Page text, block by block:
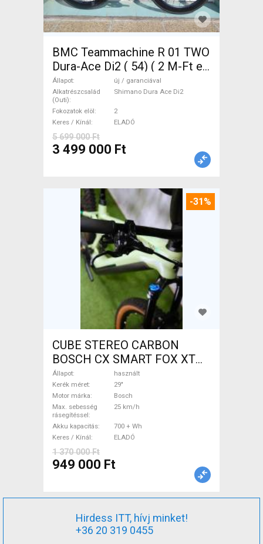
BMC Teammachine R 01 TWO
Dura-Ace Di2 ( 54) ( 2 M-Ft e
Országúti Shimano Dura Ace
Di2 tárcsafék új / garanciával
ELADÓ
Állapot
új / garanciával
Alkatrészcsalád
(Outi)
Shimano Dura Ace Di2
Fokozatok elöl
2
Keres / Kínál
ELADÓ
5 699 000 Ft
3 499 000 Ft
-31%
CUBE STEREO CARBON
BOSCH CX SMART FOX XT
Elektromos Mountain Bike
29" össztelós / fully Bosch
használt ELADÓ
Állapot
használt
Kerék méret
29"
Motor márka
Bosch
Max. sebesség
rásegítéssel
25 km/h
Akku kapacitás
700 + Wh
Keres / Kínál
ELADÓ
1 370 000 Ft
949 000 Ft
Hirdess ITT, hívj minket!
+36 20 319 0455